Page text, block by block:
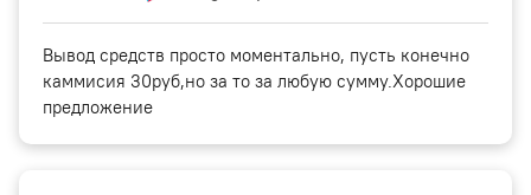
Вывод средств просто моментально, пусть конечно
каммисия 30руб,но за то за любую сумму.Хорошие
предложение